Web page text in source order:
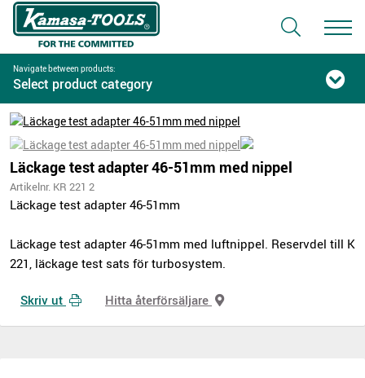
Navigate between products:
Select product category
Läckage test adapter 46-51mm med nippel
Artikelnr. KR 221 2
Läckage test adapter 46-51mm
Läckage test adapter 46-51mm med luftnippel. Reservdel till K
221, läckage test sats för turbosystem.
Skriv ut Hitta återförsäljare